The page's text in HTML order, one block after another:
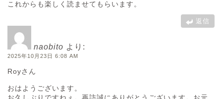
これからも楽しく読ませてもらいます。
返信
naobito より:
2025年10月23日 6:08 AM
Royさん
おはようございます。
お久しぶりですねぇ。再訪誠にありがとうございます。お元